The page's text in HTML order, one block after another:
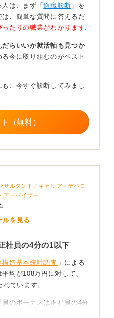
と見るようにしましょ
がボーナスとして支給され
給が20万円なら4.5カ月分
前年度の支給実績になる
なく、基本給ベースで計
（基本給20万＋一律手当
れなら面接で直接聞いた
場でボーナスについて質問
在しています。
された情報を確認するこ
人は、まず「適職診断 」を
、簡単な質問に答えるだ
たりの職業がわかります.
だらいいか就活軸も見つか
今に取り組むのがベスト
、今すぐ診断してみまし
（無料）
サルタント／キャリア・デベロ
アドバイザー
ルを見る
社員の4分の1以下
造基本統計調査 」による
均が108万円に対して、
ています。
のボーナスは正社員の4分